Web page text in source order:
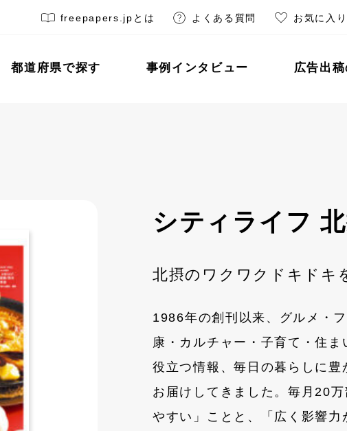
freepapers.jpとは よくある質問 お気に入り
都道府県で探す 事例インタビュー 広告出
シティライフ
北摂のワクワクドキドキ
1986年の創刊以来、グルメ・
康・カルチャー・子育て・住
役立つ情報、毎日の暮らしに豊
お届けしてきました。毎月20
やすい」ことと、「広く影響力